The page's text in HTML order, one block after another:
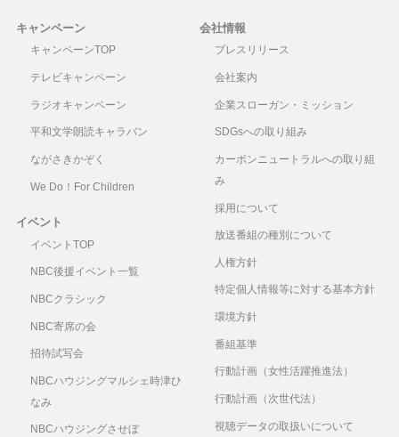
キャンペーン
キャンペーンTOP
テレビキャンペーン
ラジオキャンペーン
平和文学朗読キャラバン
ながさきかぞく
We Do！For Children
イベント
イベントTOP
NBC後援イベント一覧
NBCクラシック
NBC寄席の会
招待試写会
NBCハウジングマルシェ時津ひ
なみ
NBCハウジングさせぼ
会社情報
プレスリリース
会社案内
企業スローガン・ミッション
SDGsへの取り組み
カーボンニュートラルへの取り組
み
採用について
放送番組の種別について
人権方針
特定個人情報等に対する基本方針
環境方針
番組基準
行動計画（女性活躍推進法）
行動計画（次世代法）
視聴データの取扱いについて